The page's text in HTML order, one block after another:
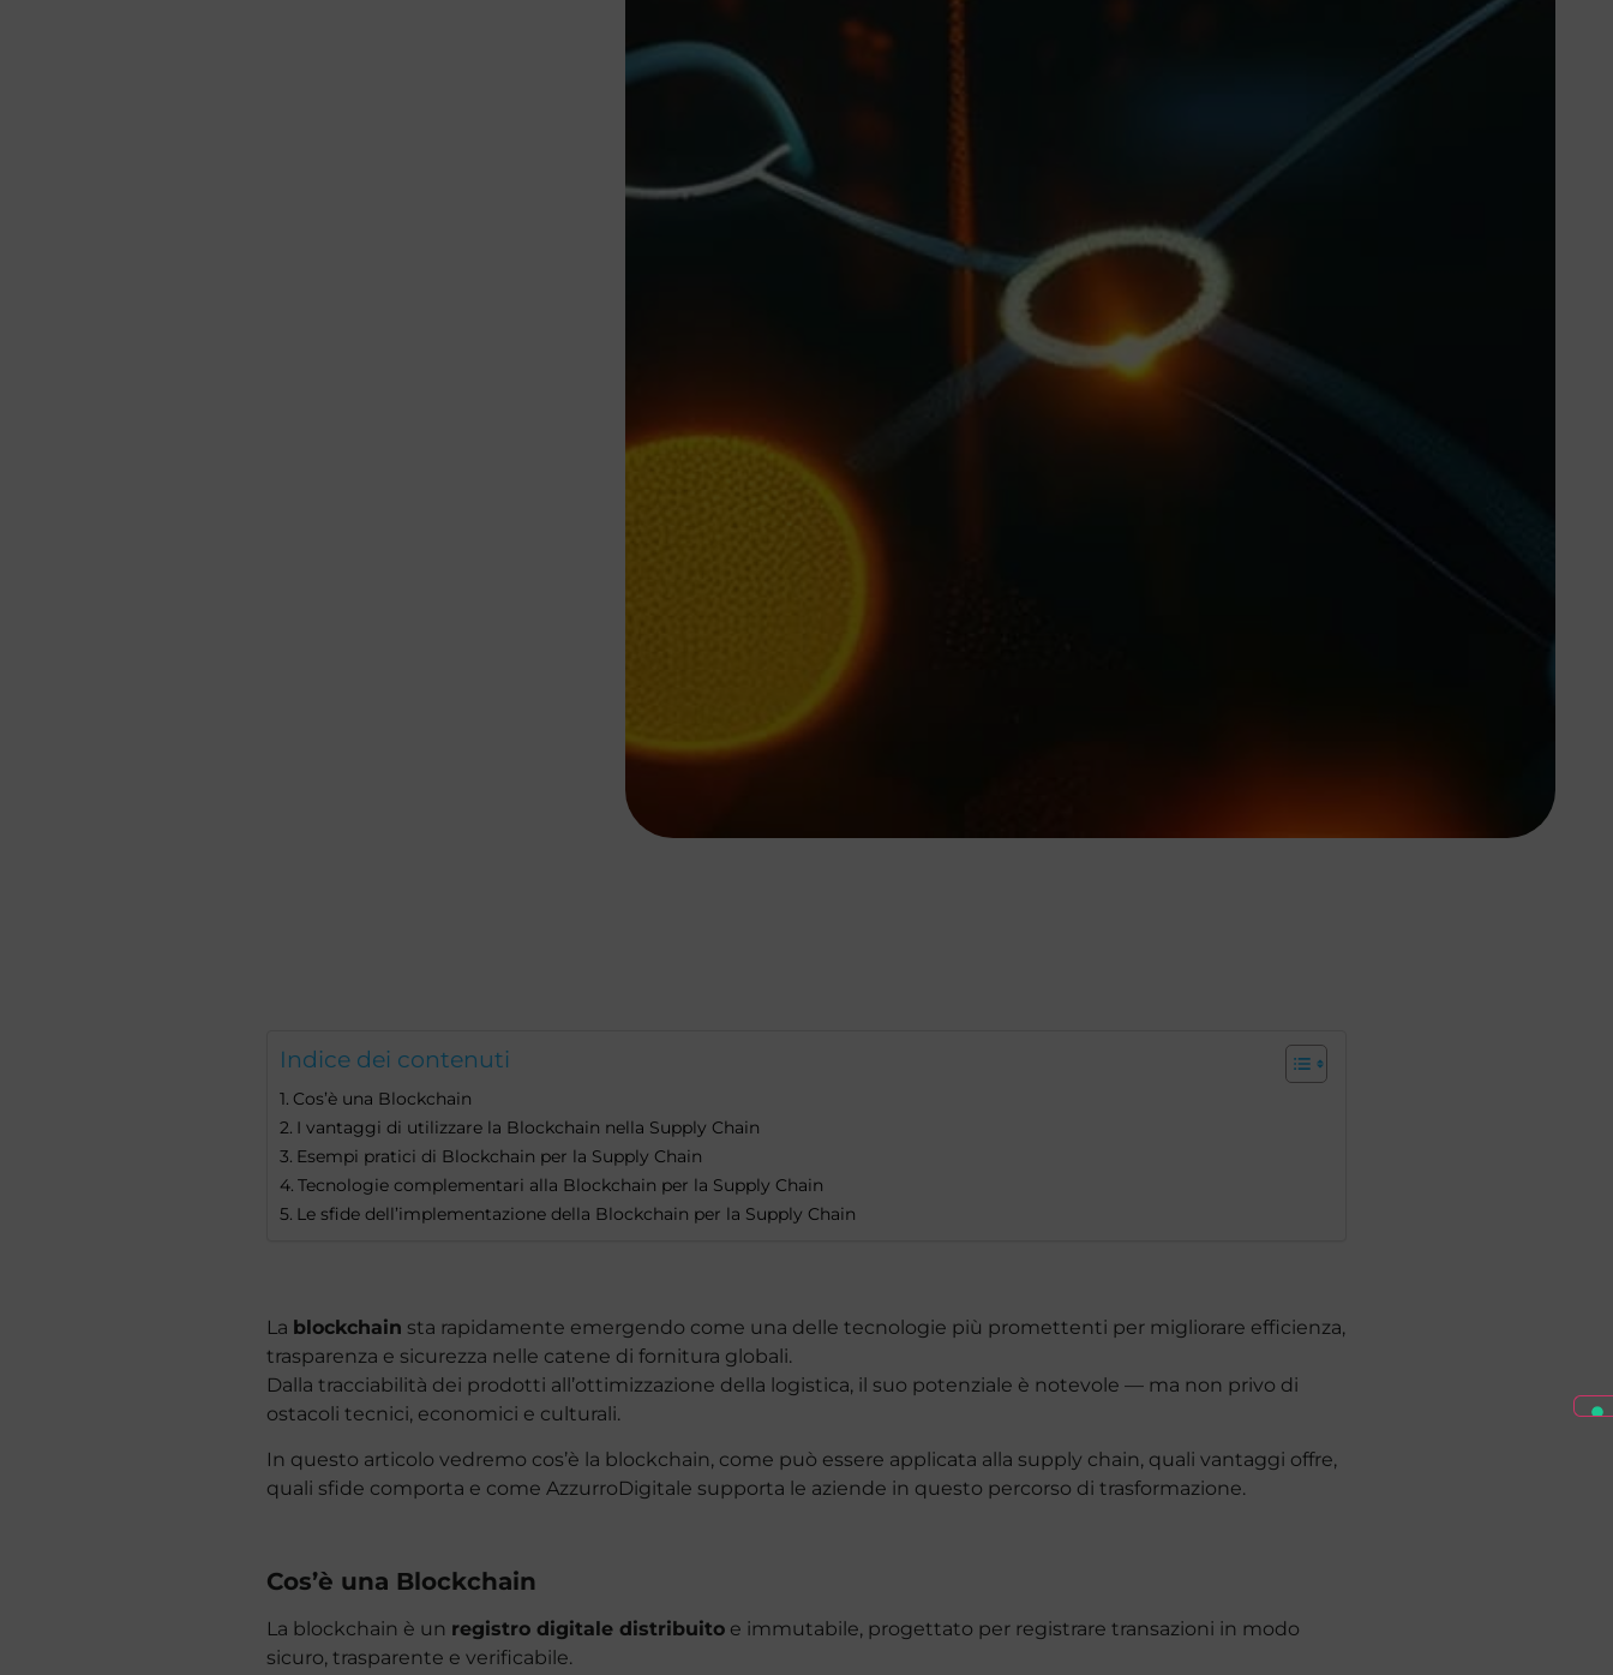
Indice dei contenuti
Cos’è una Blockchain
I vantaggi di utilizzare la Blockchain nella Supply Chain
Esempi pratici di Blockchain per la Supply Chain
Tecnologie complementari alla Blockchain per la Supply Chain
Le sfide dell’implementazione della Blockchain per la Supply Chain
La blockchain sta rapidamente emergendo come una delle tecnologie più promettenti per migliorare efficienza,
trasparenza e sicurezza nelle catene di fornitura globali.
Dalla tracciabilità dei prodotti all’ottimizzazione della logistica, il suo potenziale è notevole — ma non privo di
ostacoli tecnici, economici e culturali.
In questo articolo vedremo cos’è la blockchain, come può essere applicata alla supply chain, quali vantaggi offre,
quali sfide comporta e come AzzurroDigitale supporta le aziende in questo percorso di trasformazione.
Cos’è una Blockchain
La blockchain è un registro digitale distribuito e immutabile, progettato per registrare transazioni in modo
sicuro, trasparente e verificabile.